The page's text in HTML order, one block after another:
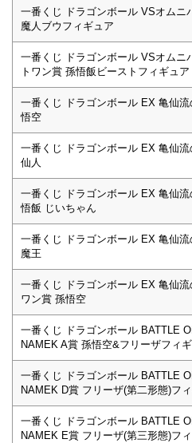
一番くじ ドラゴンボール VSオムニ
魔人ブウフィギュア
一番くじ ドラゴンボール VSオムニ
トワン賞 孫悟飯ビーストフィギュア
一番くじ ドラゴンボール EX 亀仙
悟空
一番くじ ドラゴンボール EX 亀仙
仙人
一番くじ ドラゴンボール EX 亀仙
悟飯 じいちゃん
一番くじ ドラゴンボール EX 亀仙
魔王
一番くじ ドラゴンボール EX 亀仙流
ワン賞 孫悟空
一番くじ ドラゴンボール BATTLE
NAMEK A賞 孫悟空&フリーザフィ
一番くじ ドラゴンボール BATTLE
NAMEK D賞 フリーザ(第二形態)フ
一番くじ ドラゴンボール BATTLE
NAMEK E賞 フリーザ(第三形態)フ